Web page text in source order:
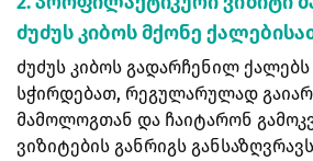
ძუძუს კიბოს მქონე
ძუძუს კიბოს გადარჩენილ
სჭირდებათ, რეგულარულად
მამოლოგთან და ჩაიტარონ
ვიზიტების განრიგს